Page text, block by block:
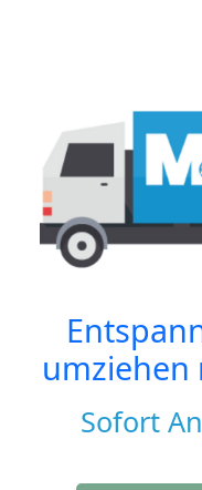
umziehen
Sofort